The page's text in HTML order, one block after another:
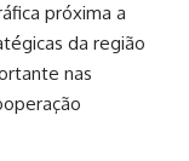
próxima a
da região
nas